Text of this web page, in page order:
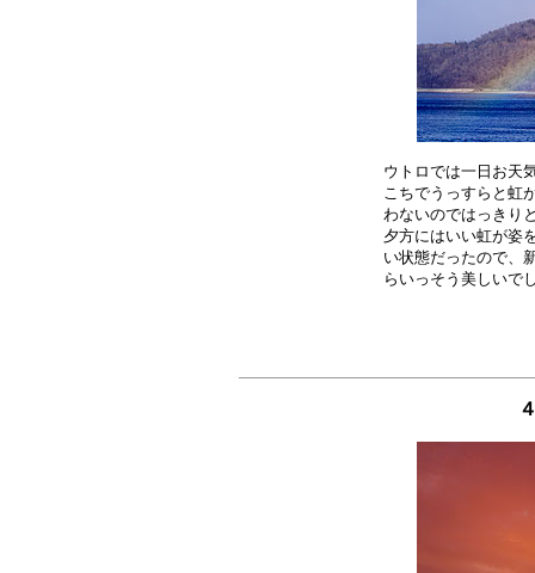
ウトロでは一日お天
こちでうっすらと虹
わないのではっきり
夕方にはいい虹が姿
い状態だったので、